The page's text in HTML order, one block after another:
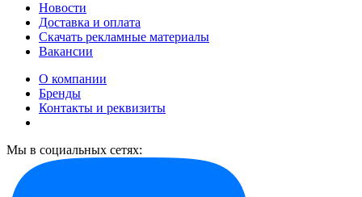
Новости
Доставка и оплата
Скачать рекламные материалы
Вакансии
О компании
Бренды
Контакты и реквизиты
Мы в социальных сетях: